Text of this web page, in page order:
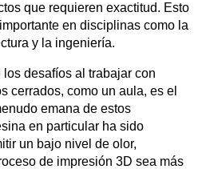
que requieren exactitud. Esto
en disciplinas como la
y la ingeniería.
los desafíos al trabajar con
cerrados, como un aula, es el
emana de estos
en particular ha sido
un bajo nivel de olor,
de impresión 3D sea más